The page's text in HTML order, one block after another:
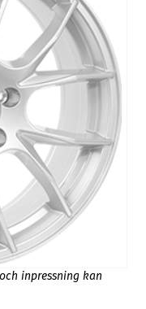
inpressning kan